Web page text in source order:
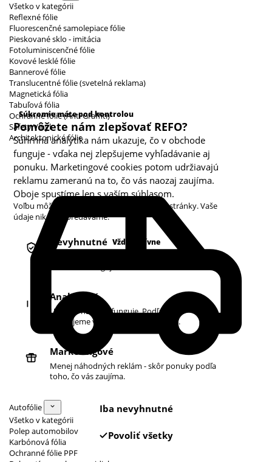
Všetko v kategórii
Reflexné fólie
Fluorescenčné samolepiace fólie
Pieskované sklo - imitácia
Fotoluminiscenčné fólie
Kovové lesklé fólie
Bannerové fólie
Translucentné fólie (svetelná reklama)
Magnetická fólia
Tabuľová fólia
Ochranné fólie (Anti Graffiti)
Safety Vinyl
Architektonické fólie
Autofólie
Všetko v kategórii
Polep automobilov
Karbónová fólia
Ochranné fólie PPF
Súkromie máte pod kontrolou
Pomôžete nám zlepšovať REFO?
Súhrnná analytika nám ukazuje, čo v obchode
funguje - vďaka nej zlepšujeme vyhľadávanie aj
ponuku. Marketingové cookies potom udržiavajú
reklamu zameranú na to, čo vás naozaj zaujíma.
Oboje spustíme len s vaším súhlasom.
Voľbu môžete kedykoľvek zmeniť v pätičke stránky. Vaše
údaje nikdy nepredávame.
Kategórie cookies
Nevyhnutné Vždy aktívne
Analytické
Ukazujú nám, čo funguje. Podľa toho
zlepšujeme vyhľadávanie aj ponuku.
Marketingové
Menej náhodných reklám - skôr ponuky podľa
toho, čo vás zaujíma.
Iba nevyhnutné
Povoliť všetky